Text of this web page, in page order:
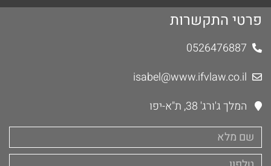
פרטי התקשרות
0526476887
isabel@www.ifvlaw.co.il
המלך ג'ורג' 38, ת"א-יפו